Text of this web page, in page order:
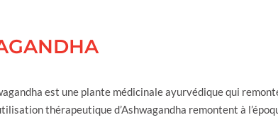
est une plante médicinale ayurvédique qui
thérapeutique d’Ashwagandha remontent à